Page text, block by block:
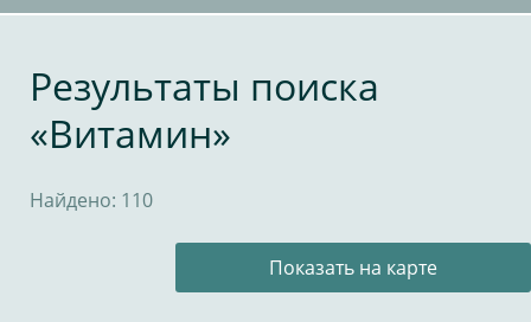
Результаты поиска
«Витамин»
Найдено: 110
Показать на карте